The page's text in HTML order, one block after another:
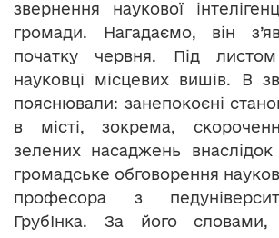
звернення наукової
громади. Нагадаємо, він
початку червня. Під листом
науковці місцевих вишів. В
пояснювали: занепокоєні
в місті, зокрема,
зелених насаджень
громадське обговорення
професора з
ГрубІнка. За його словами,